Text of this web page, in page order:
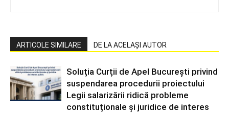
ARTICOLE SIMILARE DE LA ACELAȘI AUTOR
Soluția Curții de Apel București privind
suspendarea procedurii proiectului
Legii salarizării ridică probleme
constituționale și juridice de interes